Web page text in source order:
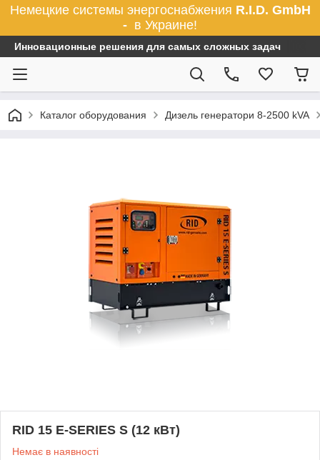
Немецкие системы энергоснабжения R.I.D. GmbH
- в Украине!
Инновационные решения для самых сложных задач
Каталог оборудования Дизель генератори 8-2500 kVA
RID 15 E-SERIES S (12 кВт)
Немає в наявності